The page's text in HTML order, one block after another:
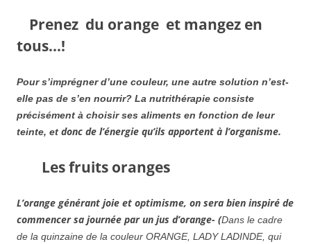
Prenez du orange et mangez en
tous…!
Pour s’imprégner d’une couleur, une autre solution n’est­
elle pas de s’en nourrir? La nutrithérapie consiste
précisément à choisir ses aliments en fonction de leur
teinte, et donc de l’énergie qu’ils apportent à l’organisme.
Les fruits oranges
L’orange générant joie et optimisme, on sera bien inspiré de
commencer sa journée par un jus d’orange- (Dans le cadre
de la quinzaine de la couleur ORANGE, LADY LADINDE, qui